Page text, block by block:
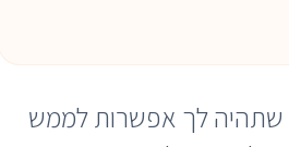
שתהיה לך אפשרות לממש